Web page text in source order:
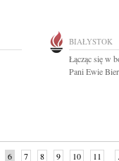
BIAŁYSTOK
Łącząc się w
Pani Ewie
6 7 8 9 10 11